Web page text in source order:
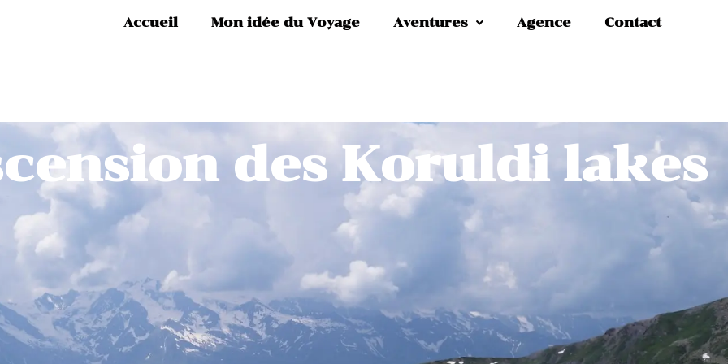
Accueil Mon idée du Voyage Aventures Agence Contact
des Koruldi lakes